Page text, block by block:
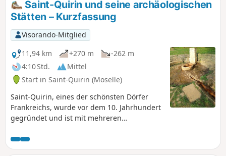
Saint-Quirin und seine archäologischen
Stätten – Kurzfassung
Visorando-Mitglied
11,94 km
+270 m
-262 m
4:10 Std.
Mittel
Start in Saint-Quirin (Moselle)
Saint-Quirin, eines der schönsten Dörfer
Frankreichs, wurde vor dem 10. Jahrhundert
gegründet und ist mit mehreren
Ort der keltischen Zeit. Diese Wanderung
lässt Sie diese Stätten entdecken.